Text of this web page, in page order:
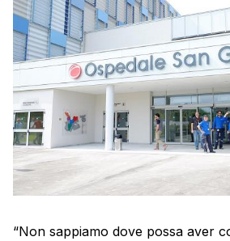
“Non sappiamo dove possa aver